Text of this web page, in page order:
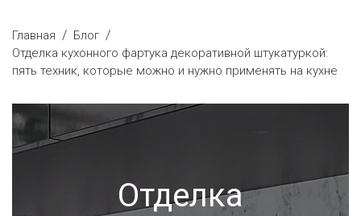
Главная / Блог /
Отделка кухонного фартука декоративной штукатуркой:
пять техник, которые можно и нужно применять на кухне
Отделка